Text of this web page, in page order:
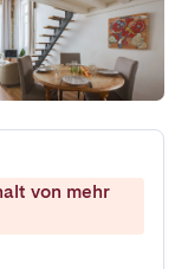
von mehr